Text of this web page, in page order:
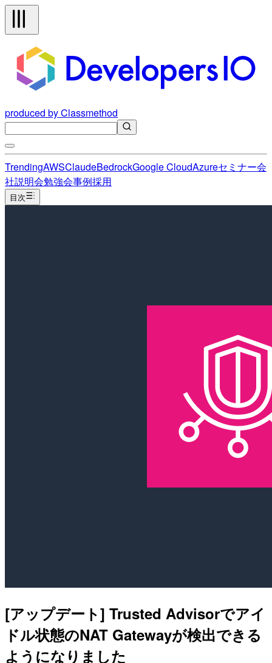
produced by Classmethod
TrendingAWSClaudeBedrockGoogle CloudAzureセミナー会
社説明会勉強会事例採用
目次
[アップデート] Trusted Advisorでアイ
ドル状態のNAT Gatewayが検出できる
ようになりました